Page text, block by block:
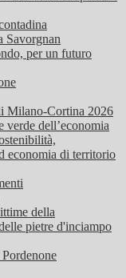
Savorgnan
per un futuro
Milano-Cortina 2026
dell’economia
economia di territorio
della
pietre d'inciampo